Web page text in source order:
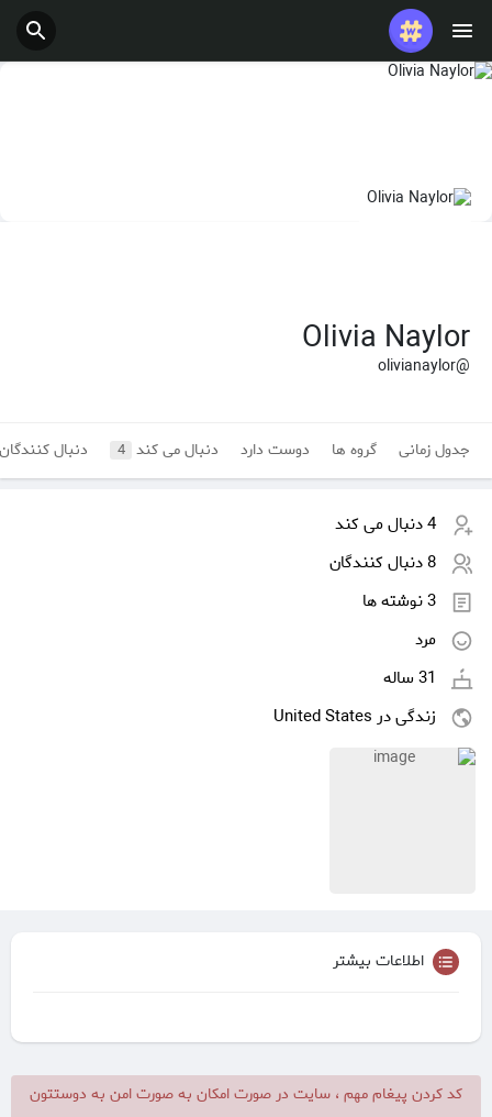
Olivia Naylor
@olivianaylor
جدول زمانی گروه ها دوست دارد دنبال می کند 4 دنبال
4 دنبال می کند
8 دنبال کنندگان
3 نوشته ها
مرد
31 ساله
زندگی در United States
اطلاعات بیشتر
کد کردن پیغام مهم ، سایت در صورت امکان به صورت امن به دوستتون